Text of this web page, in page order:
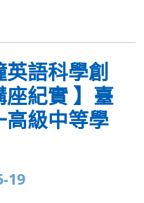
英語科學創
紀實 】臺
高級中等學
19